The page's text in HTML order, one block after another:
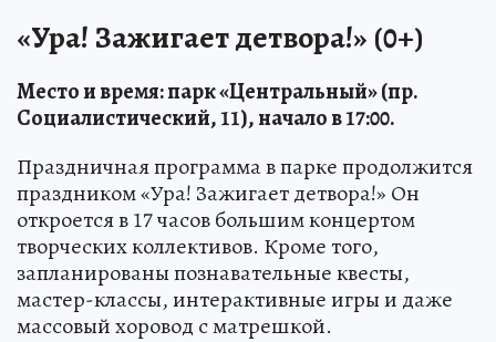
«Ура! Зажигает детвора!» (0+)
Место и время: парк «Центральный» (пр.
Социалистический, 11), начало в 17:00.
Праздничная программа в парке продолжится
праздником «Ура! Зажигает детвора!» Он
откроется в 17 часов большим концертом
творческих коллективов. Кроме того,
запланированы познавательные квесты,
мастер-классы, интерактивные игры и даже
массовый хоровод с матрешкой.